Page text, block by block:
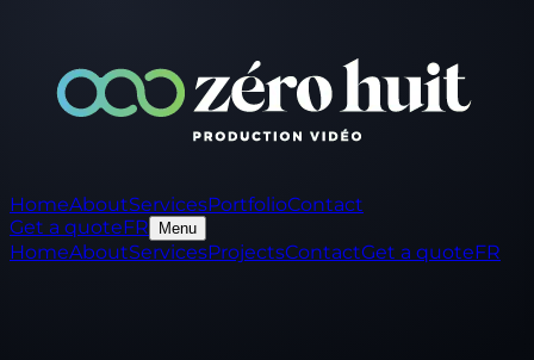
HomeAboutServicesPortfolioContact
Get a quoteFR Menu
HomeAboutServicesProjectsContactGet a quoteFR